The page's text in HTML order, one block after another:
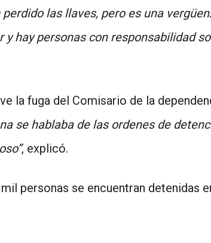
las llaves, pero es una
hay personas con responsabilidad
la fuga del Comisario de la
se hablaba de las ordenes de
, explicó.
personas se encuentran detenidas